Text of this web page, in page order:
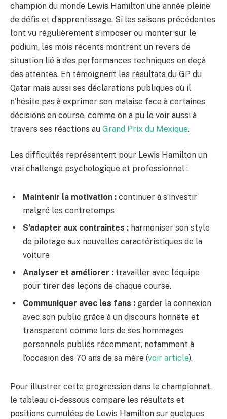
champion du monde Lewis Hamilton une année pleine
de défis et d’apprentissage. Si les saisons précédentes
l’ont vu régulièrement s’imposer ou monter sur le
podium, les mois récents montrent un revers de
situation lié à des performances techniques en deçà
des attentes. En témoignent les résultats du GP du
Qatar mais aussi ses déclarations publiques où il
n’hésite pas à exprimer son malaise face à certaines
décisions en course, comme on a pu le voir aussi à
travers ses réactions au Grand Prix du Mexique.
Les difficultés représentent pour Lewis Hamilton un
vrai challenge psychologique et professionnel :
Maintenir la motivation : continuer à s’investir
malgré les contretemps
S’adapter aux contraintes : harmoniser son style
de pilotage aux nouvelles caractéristiques de la
voiture
Analyser et améliorer : travailler avec l’équipe
pour tirer des leçons de chaque course.
Communiquer avec les fans : garder la connexion
avec son public grâce à un discours honnête et
transparent comme lors de ses hommages
personnels publiés récemment, notamment à
l’occasion des 70 ans de sa mère (voir article).
Pour illustrer cette progression dans le championnat,
le tableau ci-dessous compare les résultats et
positions cumulées de Lewis Hamilton sur quelques